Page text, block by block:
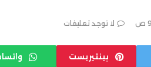
لا توجد تعليقات
بينتيريست